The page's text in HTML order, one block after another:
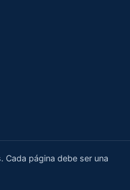
Cada página debe ser una